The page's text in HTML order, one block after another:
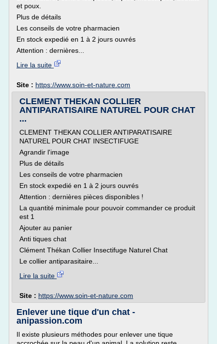
et poux.
Plus de détails
Les conseils de votre pharmacien
En stock expedié en 1 à 2 jours ouvrés
Attention : dernières...
Lire la suite
Site : https://www.soin-et-nature.com
CLEMENT THEKAN COLLIER
ANTIPARATISAIRE NATUREL POUR CHAT
...
CLEMENT THEKAN COLLIER ANTIPARATISAIRE
NATUREL POUR CHAT INSECTIFUGE
Agrandir l'image
Plus de détails
Les conseils de votre pharmacien
En stock expedié en 1 à 2 jours ouvrés
Attention : dernières pièces disponibles !
La quantité minimale pour pouvoir commander ce produit
est 1
Ajouter au panier
Anti tiques chat
Clément Thékan Collier Insectifuge Naturel Chat
Le collier antiparasitaire...
Lire la suite
Site : https://www.soin-et-nature.com
Enlever une tique d'un chat -
anipassion.com
Il existe plusieurs méthodes pour enlever une tique